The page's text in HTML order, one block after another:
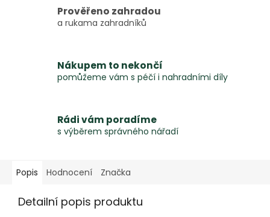
Prověřeno zahradou
a rukama zahradníků
Nákupem to nekončí
pomůžeme vám s péčí i nahradními díly
Rádi vám poradíme
s výběrem správného nářadí
Popis Hodnocení Značka
Detailní popis produktu